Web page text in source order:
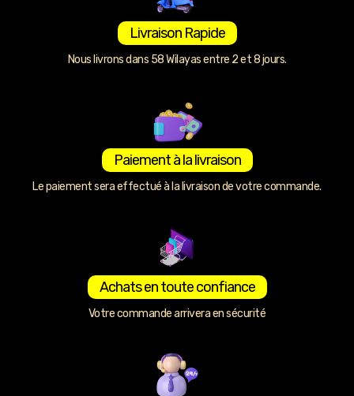
Livraison Rapide
Nous livrons dans 58 Wilayas entre 2 et 8 jours.
Paiement à la livraison
Le paiement sera effectué à la livraison de votre commande.
Achats en toute confiance
Votre commande arrivera en sécurité